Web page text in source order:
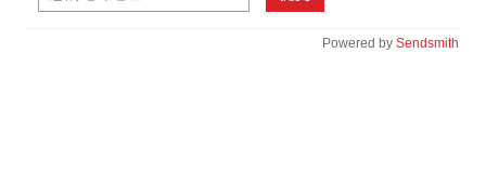
Powered by Sendsmith